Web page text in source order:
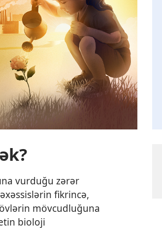
vurduğu zərər
fikrincə,
mövcudluğuna
bioloji